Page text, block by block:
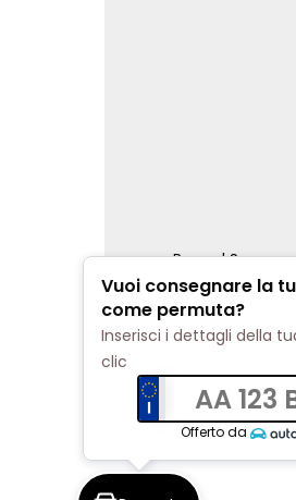
Renord S.p.a.
REA Milano
Cookie Policy
Privacy Policy
Impostazioni di
Vuoi consegnare la
come permuta?
Inserisci i dettagli della
clic
AA 123 BB
Offerto da